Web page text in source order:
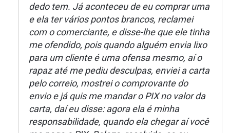
dedo tem. Já aconteceu de eu comprar uma
e ela ter vários pontos brancos, reclamei
com o comerciante, e disse-lhe que ele tinha
me ofendido, pois quando alguém envia lixo
para um cliente é uma ofensa mesmo, aí o
rapaz até me pediu desculpas, enviei a carta
pelo correio, mostrei o comprovante do
envio e já quis me mandar o PIX no valor da
carta, daí eu disse: agora ela é minha
responsabilidade, quando ela chegar aí você